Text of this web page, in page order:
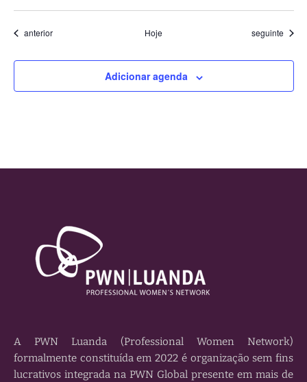
Eventos
anterior Hoje Eventos
seguinte
Adicionar agenda
A PWN Luanda (Professional Women Network)
formalmente constituída em 2022 é organização sem fins
lucrativos integrada na PWN Global presente em mais de